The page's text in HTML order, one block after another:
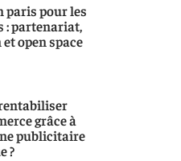
paris pour les
: partenariat,
open space
grâce à
publicitaire
?